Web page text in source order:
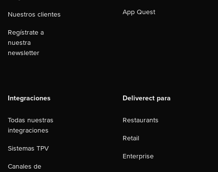
Nuestros clientes
Regístrate a
nuestra
newsletter
App Quest
Integraciones
Todas nuestras
integraciones
Sistemas TPV
Canales de
Deliverect para
Restaurants
Retail
Enterprise